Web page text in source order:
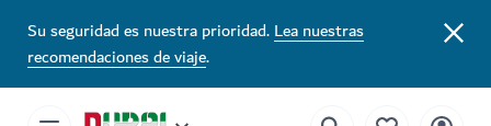
Su seguridad es nuestra prioridad.Lea nuestras
recomendaciones de viaje.